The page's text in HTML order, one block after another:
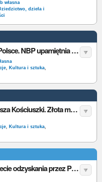
własna
dzieła i
Pięć wieków Reformacji w Polsce. NBP upamiętnia akt konfederacji warszawskiej i biskupa Juliusza Burschego
, Kultura i sztuka,
200. rocznica śmierci Tadeusza Kościuszki. Złota moneta kolekcjonerska od NBP
, Kultura i sztuka,
Zaprojektuj monetę na 100-lecie odzyskania przez Polskę niepodległości i wygraj 20 tys.